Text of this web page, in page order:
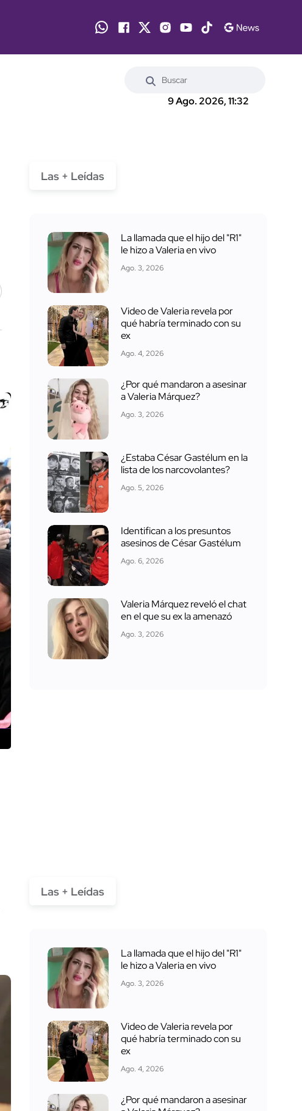
9 Ago. 2026, 11:32
Las + Leídas
La llamada que el hijo del "R1"
le hizo a Valeria en vivo
Ago. 3, 2026
Video de Valeria revela por
qué habría terminado con su
ex
Ago. 4, 2026
¿Por qué mandaron a asesinar
a Valeria Márquez?
Ago. 3, 2026
¿Estaba César Gastélum en la
lista de los narcovolantes?
Ago. 5, 2026
Identifican a los presuntos
asesinos de César Gastélum
Ago. 6, 2026
Valeria Márquez reveló el chat
en el que su ex la amenazó
Ago. 3, 2026
Las + Leídas
La llamada que el hijo del "R1"
le hizo a Valeria en vivo
Ago. 3, 2026
Video de Valeria revela por
qué habría terminado con su
ex
Ago. 4, 2026
¿Por qué mandaron a asesinar